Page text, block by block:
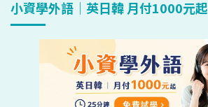
小資學外語｜英日韓 月付1000元起